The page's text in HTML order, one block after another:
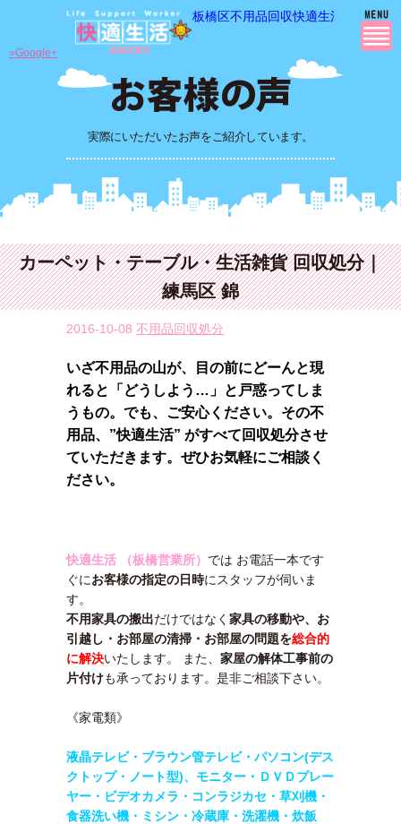
板橋区不用品回収快適生活の 不用
実際にいただいたお声をご紹介しています。
»Google+
カーペット・テーブル・生活雑貨 回収処分｜
練馬区 錦
2016-10-08 不用品回収処分
いざ不用品の山が、目の前にどーんと現
れると「どうしよう…」と戸惑ってしま
うもの。でも、ご安心ください。その不
用品、”快適生活” がすべて回収処分させ
ていただきます。ぜひお気軽にご相談く
ださい。
快適生活 （板橋営業所） では お電話一本です
ぐにお客様の指定の日時にスタッフが伺いま
す。
不用家具の搬出だけではなく 家具の移動や、 お
引越し・ お部屋の清掃・ お部屋の問題を総合的
に解決いたします。 また、 家屋の解体工事前の
片付けも承っております。是非ご相談下さい。
《家電類》
液晶テレビ・ブラウン管テレビ・パソコン(デス
クトップ・ノート型)、モニター・ ＤＶＤプレー
ヤー・ビデオカメラ・コンラジカセ・草刈機・
食器洗い機・ミシン・ 冷蔵庫・洗濯機・炊飯